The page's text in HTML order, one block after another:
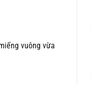
vuông vừa